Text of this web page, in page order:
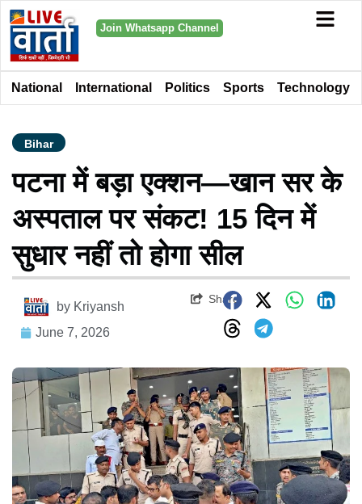
Join Whatsapp Channel
National International Politics Sports Technology
Bihar
पटना में बड़ा एक्शन—खान सर के
अस्पताल पर संकट! 15 दिन में
सुधार नहीं तो होगा सील
by Kriyansh
June 7, 2026
Share